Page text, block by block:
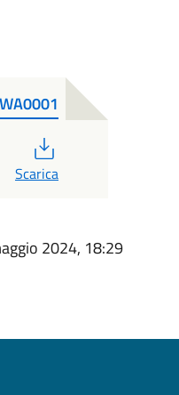
Scarica
2024, 18:29